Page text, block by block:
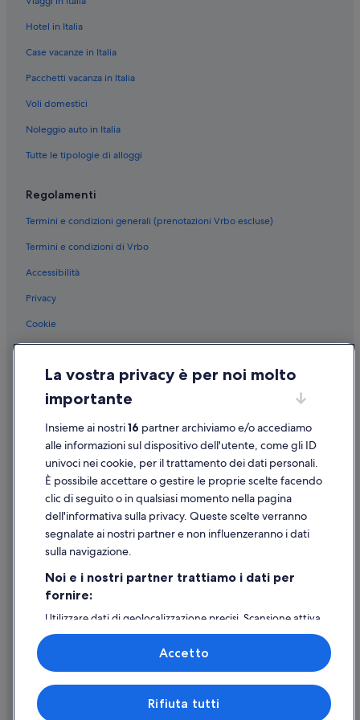
La Spezia: Hotel storici
La Spezia: Hotel per famiglie
La Spezia: Hotel per golfisti
La Spezia: Hotel con palestra
Centro storico di La Spezia: Hotel per chi ama l'avventura
Centro storico di La Spezia: Hotel con bar
Centro storico di La Spezia: Hotel all inclusive
Centro storico di La Spezia: Hotel di lusso
Centro storico di La Spezia: hotel a 4 stelle
La Spezia: hotel a 3 stelle
La Spezia: hotel a 5 stelle
La Spezia: NH Hotels
Hotel in Italia
Case vacanze in Italia
Pacchetti vacanza in Italia
Voli domestici
Noleggio auto in Italia
Tutte le tipologie di alloggi
Regolamenti
Termini e condizioni generali (prenotazioni Vrbo escluse)
Termini e condizioni di Vrbo
Accessibilità
Privacy
Cookie
Informazioni legali/Contatti
Linee guida sui contenuti e segnalazione dei contenuti
Supporto
Assistenza clienti
Contattaci
Come cancellare un volo
Come modificare la prenotazione di un hotel o una casa vacanze
Utilizzare un coupon Expedia
Documenti per i viaggi internazionali
© 2026 Expedia, Inc., una società di Expedia Group. Tutti i diritti riservati.
La vostra privacy è per noi molto
importante
Insieme ai nostri16 partner archiviamo e/o accediamo
alle informazioni sul dispositivo dell'utente, come gli ID
univoci nei cookie, per il trattamento dei dati personali.
È possibile accettare o gestire le proprie scelte facendo
clic di seguito o in qualsiasi momento nella pagina
dell'informativa sulla privacy. Queste scelte verranno
segnalate ai nostri partner e non influenzeranno i dati
sulla navigazione.
Noi e i nostri partner trattiamo i dati per
fornire:
Utilizzare dati di geolocalizzazione precisi. Scansione attiva
delle caratteristiche del dispositivo ai fini
dell’identificazione. Archiviare informazioni su dispositivo
e/o accedervi. Pubblicità e contenuti personalizzati,
misurazione delle prestazioni dei contenuti e degli
annunci, ricerche sul pubblico, sviluppo di servizi.
Elenco dei partner (fornitori)
Rifiuta tutti
Accetto